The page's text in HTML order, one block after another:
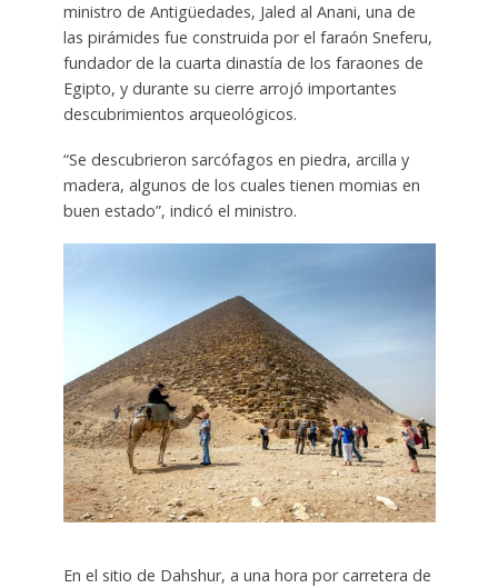
ministro de Antigüedades, Jaled al Anani, una de
las pirámides fue construida por el faraón Sneferu,
fundador de la cuarta dinastía de los faraones de
Egipto, y durante su cierre arrojó importantes
descubrimientos arqueológicos.
“Se descubrieron sarcófagos en piedra, arcilla y
madera, algunos de los cuales tienen momias en
buen estado”, indicó el ministro.
En el sitio de Dahshur, a una hora por carretera de